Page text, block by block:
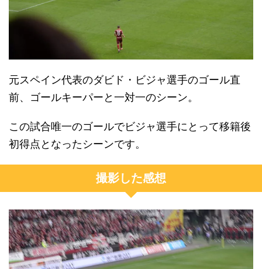
元スペイン代表のダビド・ビジャ選手のゴール直
前、ゴールキーパーと一対一のシーン。
この試合唯一のゴールでビジャ選手にとって移籍後
初得点となったシーンです。
撮影した感想